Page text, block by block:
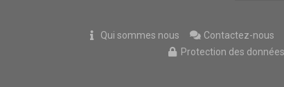
Qui sommes nous Contactez-nous
Protection des